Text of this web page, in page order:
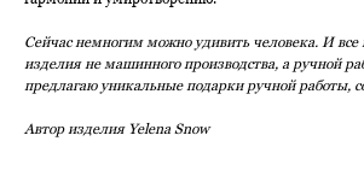
Сейчас немногим можно удивить человека. И все
изделия не машинного производства, а ручной
предлагаю уникальные подарки ручной работы,
Автор изделия Yelena Snow